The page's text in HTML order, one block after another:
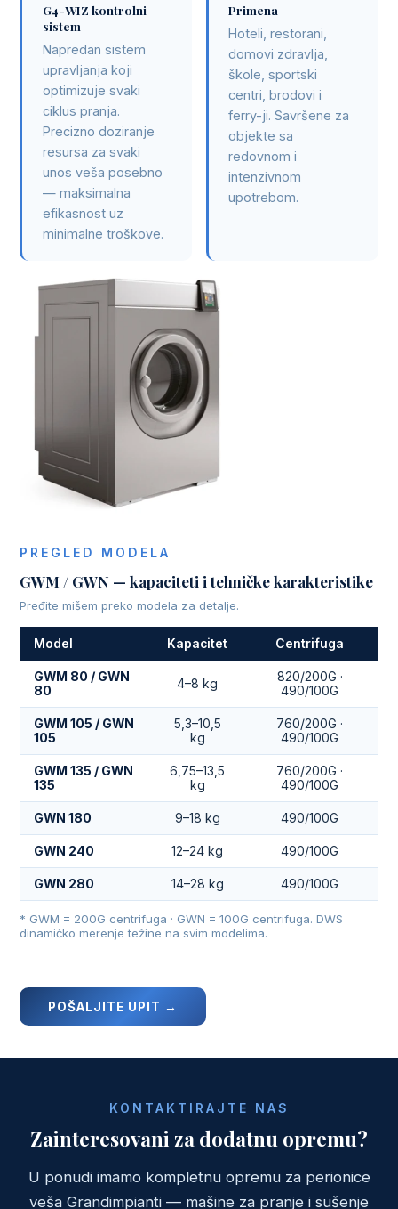
G4-WIZ kontrolni
sistem
Napredan sistem
upravljanja koji
optimizuje svaki
ciklus pranja.
Precizno doziranje
resursa za svaki
unos veša posebno
— maksimalna
efikasnost uz
minimalne troškove.
Primena
Hoteli, restorani,
domovi zdravlja,
škole, sportski
centri, brodovi i
ferry-ji. Savršene za
objekte sa
redovnom i
intenzivnom
upotrebom.
PREGLED MODELA
GWM / GWN — kapaciteti i tehničke karakteristike
Pređite mišem preko modela za detalje.
Model Kapacitet Centrifuga
GWM 80 / GWN
80
4–8 kg
820/200G ·
490/100G
GWM 105 / GWN
105
5,3–10,5
kg
760/200G ·
490/100G
GWM 135 / GWN
135
6,75–13,5
kg
760/200G ·
490/100G
GWN 180 9–18 kg 490/100G
GWN 240 12–24 kg 490/100G
GWN 280 14–28 kg 490/100G
* GWM = 200G centrifuga · GWN = 100G centrifuga. DWS
dinamičko merenje težine na svim modelima.
POŠALJITE UPIT →
KONTAKTIRAJTE NAS
Zainteresovani za dodatnu opremu?
U ponudi imamo kompletnu opremu za perionice
veša Grandimpianti — mašine za pranje i sušenje